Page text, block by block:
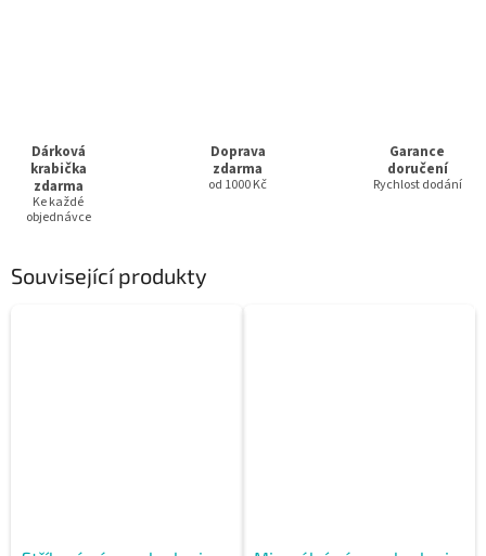
Dárková
krabička
zdarma
Ke každé
objednávce
Doprava
zdarma
od 1000 Kč
Garance
doručení
Rychlost dodání
Související produkty